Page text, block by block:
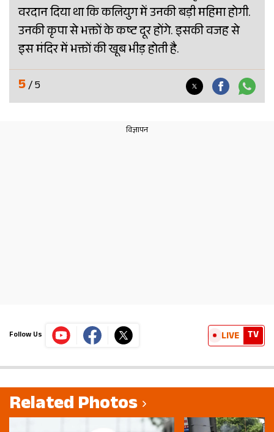
वरदान दिया था कि कलियुग में उनकी बड़ी महिमा होगी.
उनकी कृपा से भक्तों के कष्ट दूर होंगे. इसकी वजह से
इस मंदिर में भक्तों की खूब भीड़ होती है.
5/ 5
Follow Us LIVE TV
Related Photos